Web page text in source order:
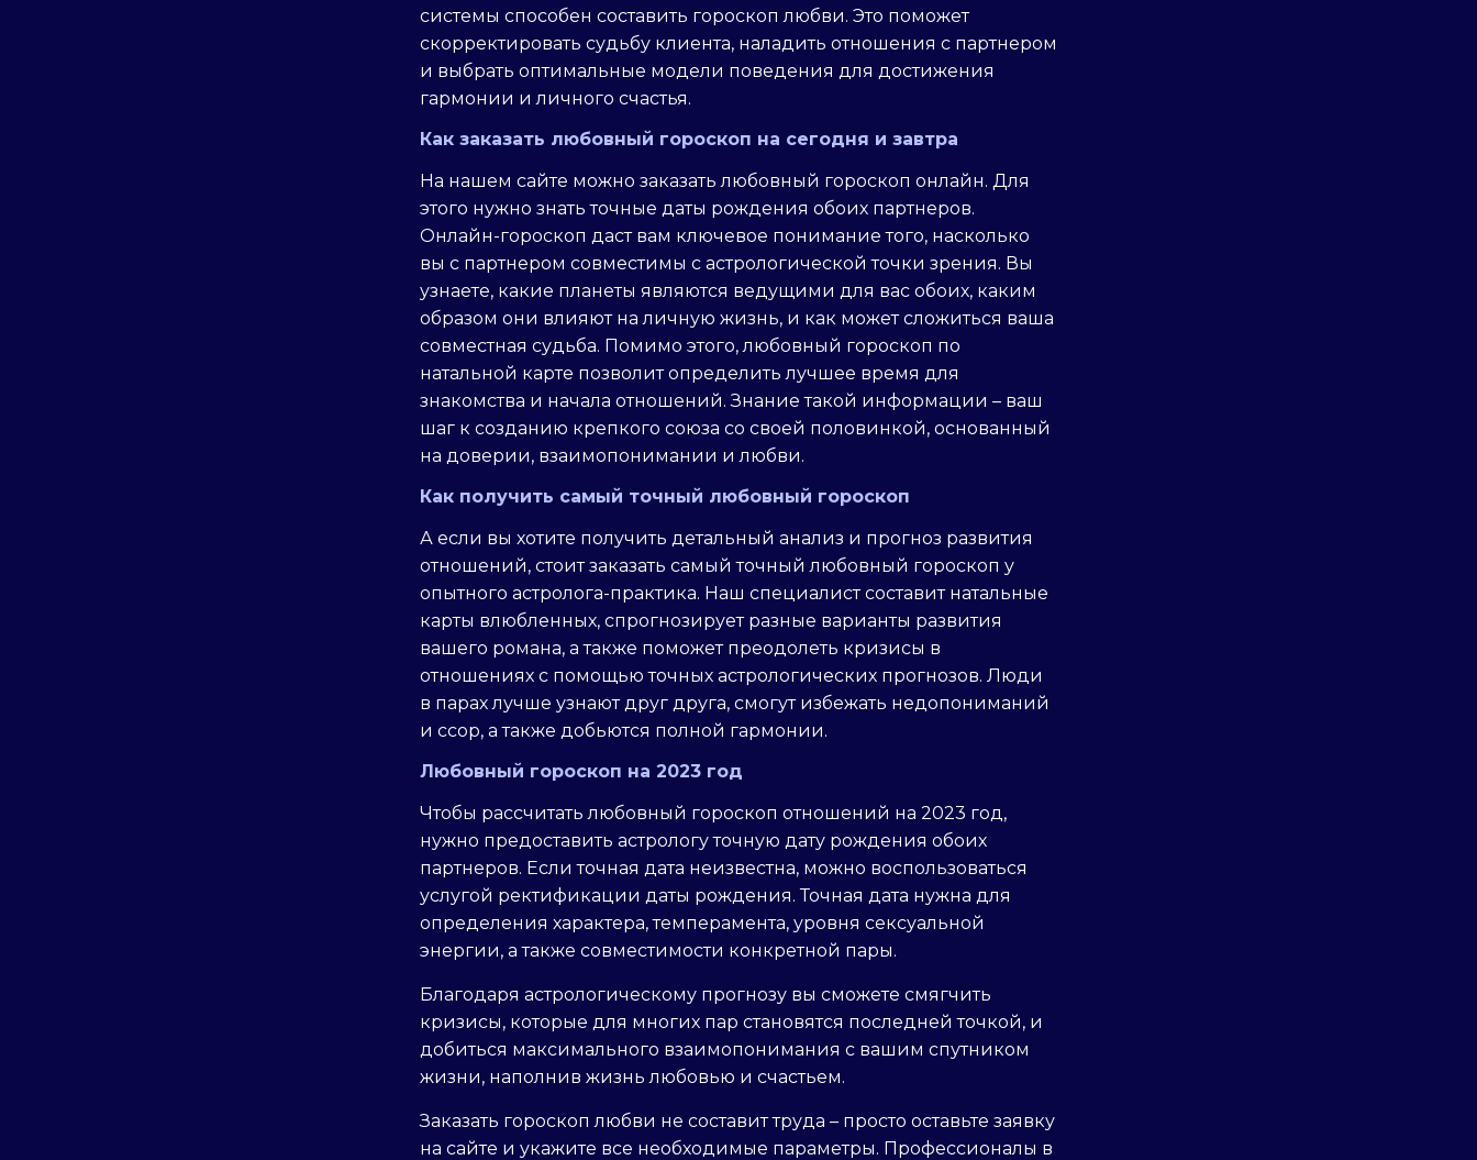
системы способен составить гороскоп любви. Это поможет
скорректировать судьбу клиента, наладить отношения с партнером
и выбрать оптимальные модели поведения для достижения
гармонии и личного счастья.
Как заказать любовный гороскоп на сегодня и завтра
На нашем сайте можно заказать любовный гороскоп онлайн. Для
этого нужно знать точные даты рождения обоих партнеров.
Онлайн-гороскоп даст вам ключевое понимание того, насколько
вы с партнером совместимы с астрологической точки зрения. Вы
узнаете, какие планеты являются ведущими для вас обоих, каким
образом они влияют на личную жизнь, и как может сложиться ваша
совместная судьба. Помимо этого, любовный гороскоп по
натальной карте позволит определить лучшее время для
знакомства и начала отношений. Знание такой информации – ваш
шаг к созданию крепкого союза со своей половинкой, основанный
на доверии, взаимопонимании и любви.
Как получить самый точный любовный гороскоп
А если вы хотите получить детальный анализ и прогноз развития
отношений, стоит заказать самый точный любовный гороскоп у
опытного астролога-практика. Наш специалист составит натальные
карты влюбленных, спрогнозирует разные варианты развития
вашего романа, а также поможет преодолеть кризисы в
отношениях с помощью точных астрологических прогнозов. Люди
в парах лучше узнают друг друга, смогут избежать недопониманий
и ссор, а также добьются полной гармонии.
Любовный гороскоп на 2023 год
Чтобы рассчитать любовный гороскоп отношений на 2023 год,
нужно предоставить астрологу точную дату рождения обоих
партнеров. Если точная дата неизвестна, можно воспользоваться
услугой ректификации даты рождения. Точная дата нужна для
определения характера, темперамента, уровня сексуальной
энергии, а также совместимости конкретной пары.
Благодаря астрологическому прогнозу вы сможете смягчить
кризисы, которые для многих пар становятся последней точкой, и
добиться максимального взаимопонимания с вашим спутником
жизни, наполнив жизнь любовью и счастьем.
Заказать гороскоп любви не составит труда – просто оставьте заявку
на сайте и укажите все необходимые параметры. Профессионалы в